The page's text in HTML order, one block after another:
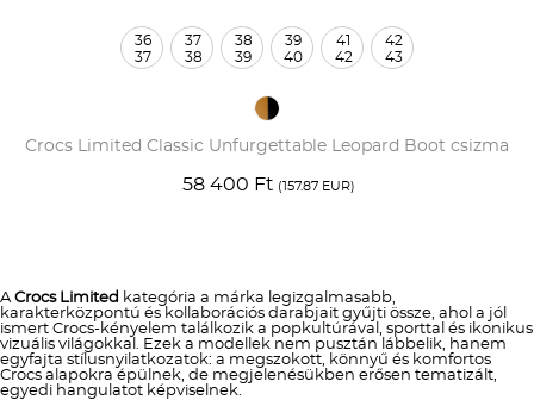
Crocs Limited Classic Unfurgettable Leopard Boot csizma
58 400 Ft (157.87 EUR)
36
37
37
38
38
39
39
40
41
42
42
43
ACrocs Limited kategória a márka legizgalmasabb,
karakterközpontú és kollaborációs darabjait gyűjti össze, ahol a jól
ismert Crocs-kényelem találkozik a popkultúrával, sporttal és ikonikus
vizuális világokkal. Ezek a modellek nem pusztán lábbelik, hanem
egyfajta stílusnyilatkozatok: a megszokott, könnyű és komfortos
Crocs alapokra épülnek, de megjelenésükben erősen tematizált,
egyedi hangulatot képviselnek.